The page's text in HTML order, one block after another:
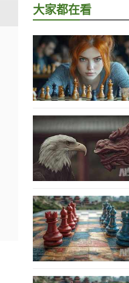
大家都在看